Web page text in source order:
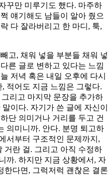
꾸만 미루기도 했다. 마주하
얘기해도 남들이 알아 줬으
다 잘라버리고 한 마디, 툭,
고, 채워 넣을 부분들 채워 넣
른 글로 변하고 있다는 느낌
저녁 혹은 내일 오후에 다시
적어도 지금 느낌은 그렇다.
리고 마지막 문장을 추가하
이다. 자기가 쓴 글에 자신이
단 의미거나 거리를 두고 건
의미니까. 안다. 분명 퇴고하
서부터 구조적인 문제까지,
거란 걸. 그리고 아직 수정하
까. 하지만 지금 상황에서, 자
한다면, 그럭저럭 괜찮은 결론